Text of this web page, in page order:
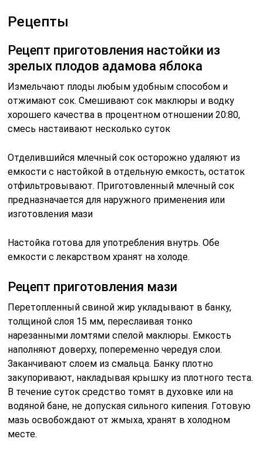
Рецепты
Рецепт приготовления настойки из
зрелых плодов адамова яблока
Измельчают плоды любым удобным способом и
отжимают сок. Смешивают сок маклюры и водку
хорошего качества в процентном отношении 20:80,
смесь настаивают несколько суток
Отделившийся млечный сок осторожно удаляют из
емкости с настойкой в отдельную емкость, остаток
отфильтровывают. Приготовленный млечный сок
предназначается для наружного применения или
изготовления мази
Настойка готова для употребления внутрь. Обе
емкости с лекарством хранят на холоде.
Рецепт приготовления мази
Перетопленный свиной жир укладывают в банку,
толщиной слоя 15 мм, переслаивая тонко
нарезанными ломтями спелой маклюры. Емкость
наполняют доверху, попеременно чередуя слои.
Заканчивают слоем из смальца. Банку плотно
закупоривают, накладывая крышку из плотного теста.
В течение суток средство томят в духовке или на
водяной бане, не допуская сильного кипения. Готовую
мазь освобождают от жмыха, хранят в холодном
месте.